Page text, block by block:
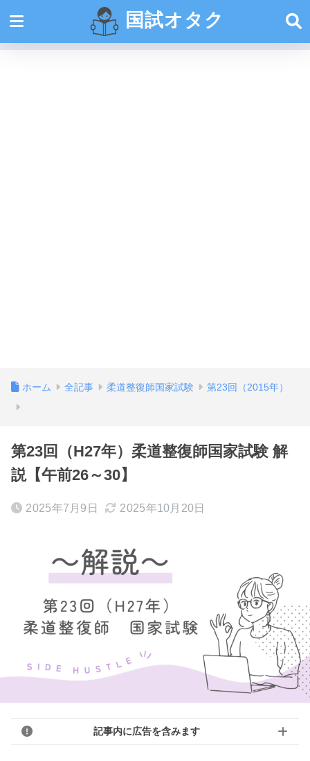
国試オタク
ホーム 全記事 柔道整復師国家試験 第23回（2015年）
第23回（H27年）柔道整復師国家試験 解
説【午前26～30】
2025年7月9日 2025年10月20日
記事内に広告を含みます